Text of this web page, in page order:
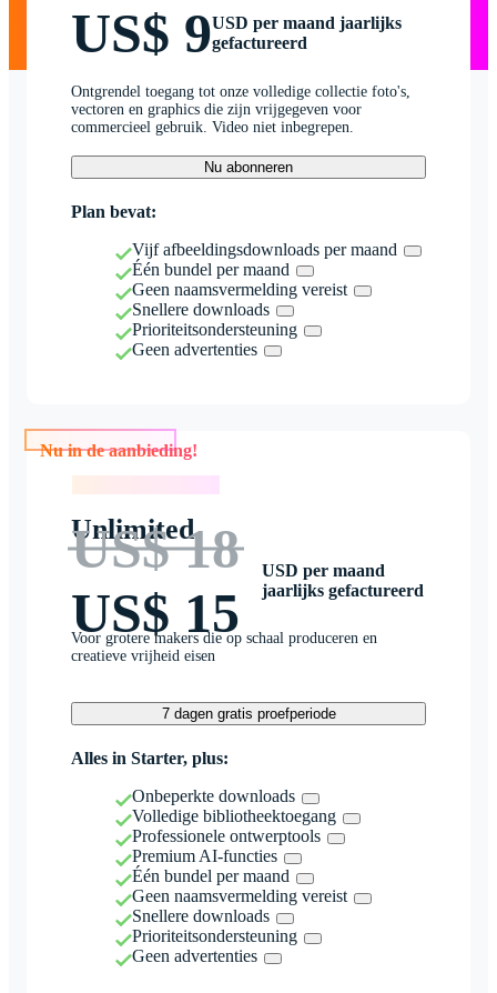
US$ 9USD per maand jaarlijks
gefactureerd
Ontgrendel toegang tot onze volledige collectie foto's,
vectoren en graphics die zijn vrijgegeven voor
commercieel gebruik. Video niet inbegrepen.
Nu abonneren
Plan bevat:
Vijf afbeeldingsdownloads per maand
Één bundel per maand
Geen naamsvermelding vereist
Snellere downloads
Prioriteitsondersteuning
Geen advertenties
Nu in de aanbieding!
Unlimited
US$ 18
US$ 15
USD per maand
jaarlijks gefactureerd
Voor grotere makers die op schaal produceren en
creatieve vrijheid eisen
7 dagen gratis proefperiode
Alles in Starter, plus:
Onbeperkte downloads
Volledige bibliotheektoegang
Professionele ontwerptools
Premium AI-functies
Één bundel per maand
Geen naamsvermelding vereist
Snellere downloads
Prioriteitsondersteuning
Geen advertenties